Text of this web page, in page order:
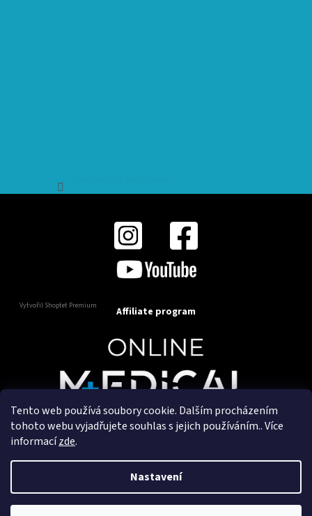
Tento web používá soubory cookie. Dalším procházením
tohoto webu vyjadřujete souhlas s jejich používáním.. Více
informacízde.
Nastavení
Vytvořil Shoptet Premium Affiliate program
Copyright 2025OnlineMedical.cz. Všechna práva
vyhrazena.
Vytvořil a marketingově zajišťuje